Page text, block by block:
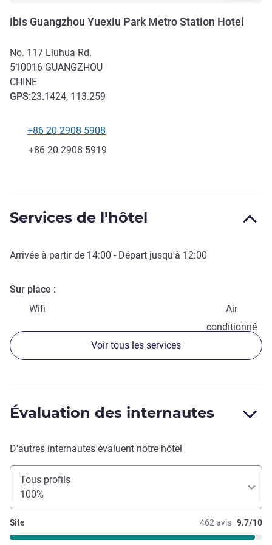
ibis Guangzhou Yuexiu Park Metro Station Hotel
No. 117 Liuhua Rd.
510016 GUANGZHOU
CHINE
GPS:23.1424, 113.259
Téléphone
+86 20 2908 5908
Fax
+86 20 2908 5919
Services de l'hôtel
Arrivée à partir de 14:00 - Départ jusqu'à 12:00
Sur place
Wifi
Air
conditionné
Voir tous les services
Évaluation des internautes
D'autres internautes évaluent notre hôtel
Tous profils
100%
462 avis 9.7/10
Site